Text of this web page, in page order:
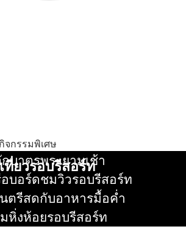
ย ร้อยลำพู ดูพระจันทร์
จกรรมพิเศษ
บาตรพระยามเช้า
อ่านเพิ่ม
อบอร์ดชมวิวรอบรีสอร์ท
อ่านเพิ่ม
ตรีสดกับอาหารมื้อค่ำ
อ่านเพิ่ม
หิ่งห้อยรอบรีสอร์ท
ที่ยวรอบรีสอร์ท